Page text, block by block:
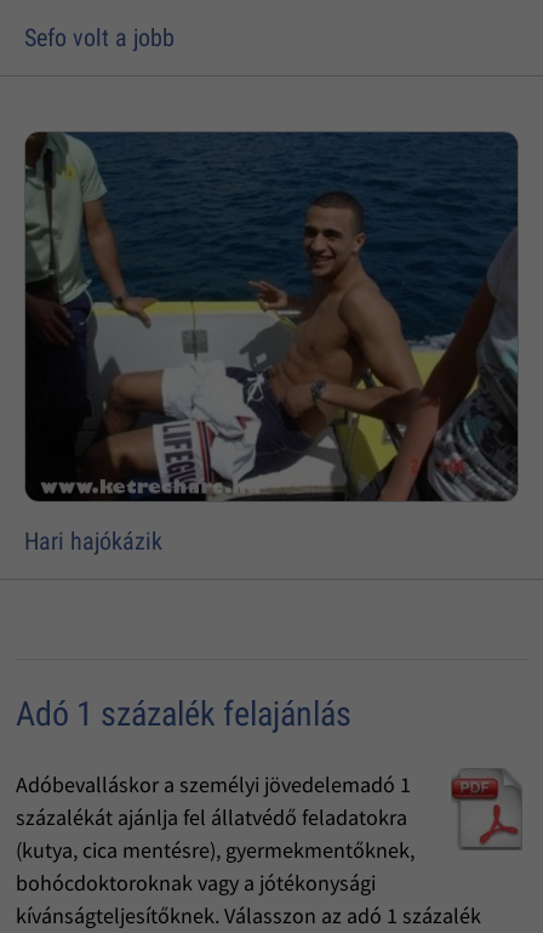
Sefo volt a jobb
Hari hajókázik
Adó 1 százalék felajánlás
Adóbevalláskor a személyi jövedelemadó 1
százalékát ajánlja fel állatvédő feladatokra
(kutya, cica mentésre), gyermekmentőknek,
bohócdoktoroknak vagy a jótékonysági
kívánságteljesítőknek. Válasszon az adó 1 százalék